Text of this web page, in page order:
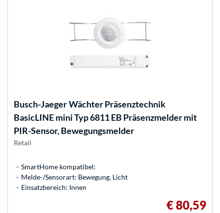
Busch-JaegerWächter Präsenztechnik
BasicLINE mini Typ 6811 EB Präsenzmelder mit
PIR-Sensor, Bewegungsmelder
Retail
SmartHome kompatibel:
Melde-/Sensorart: Bewegung, Licht
Einsatzbereich: Innen
€ 80,59